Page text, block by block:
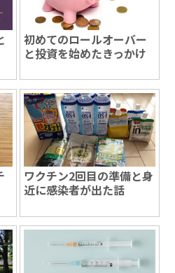
初めてのロールオーバー
と投資を始めたきっかけ
ワクチン2回目の準備と身
近に感染者が出た話